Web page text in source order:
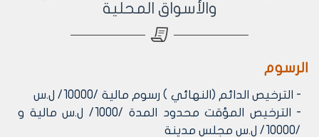
والأسواق المحلية
الرسوم
- الترخيص الدائم (النهائي ) رسوم مالية /10000/ ل.س
- الترخيص المؤقت محدود المدة /1000/ ل.س مالية و
/10000/ ل.س مجلس مدينة